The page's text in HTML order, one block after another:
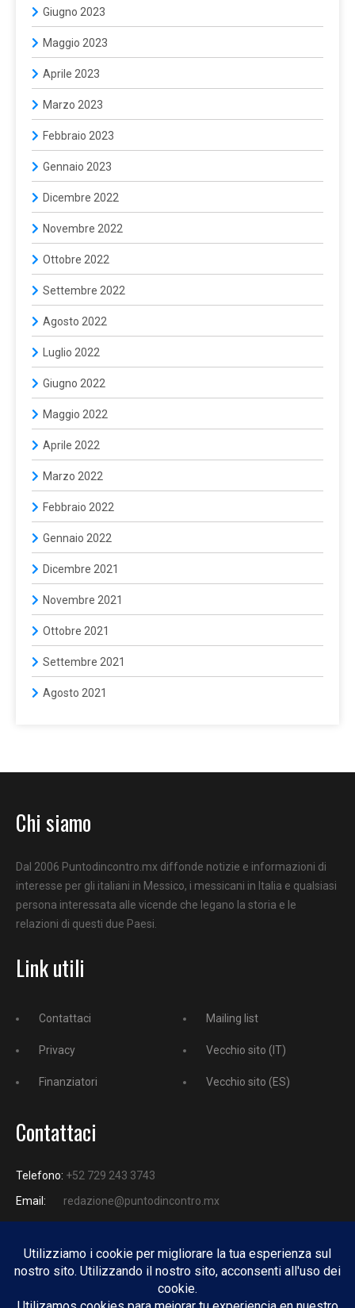
Giugno 2023
Maggio 2023
Aprile 2023
Marzo 2023
Febbraio 2023
Gennaio 2023
Dicembre 2022
Novembre 2022
Ottobre 2022
Settembre 2022
Agosto 2022
Luglio 2022
Giugno 2022
Maggio 2022
Aprile 2022
Marzo 2022
Febbraio 2022
Gennaio 2022
Dicembre 2021
Novembre 2021
Ottobre 2021
Settembre 2021
Agosto 2021
Chi siamo
Dal 2006 Puntodincontro.mx diffonde notizie e informazioni di
interesse per gli italiani in Messico, i messicani in Italia e qualsiasi
persona interessata alle vicende che legano la storia e le
relazioni di questi due Paesi.
Link utili
Contattaci
Privacy
Finanziatori
Mailing list
Vecchio sito (IT)
Vecchio sito (ES)
Contattaci
Telefono: +52 729 243 3743
Email:
redazione@puntodincontro.mx
PUNTODINCONTRO